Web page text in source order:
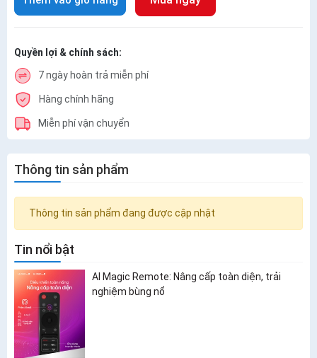
Quyền lợi & chính sách:
7 ngày hoàn trả miễn phí
Hàng chính hãng
Miễn phí vận chuyển
Thông tin sản phẩm
Thông tin sản phẩm đang được cập nhật
Tin nổi bật
AI Magic Remote: Nâng cấp toàn diện, trải
nghiệm bùng nổ